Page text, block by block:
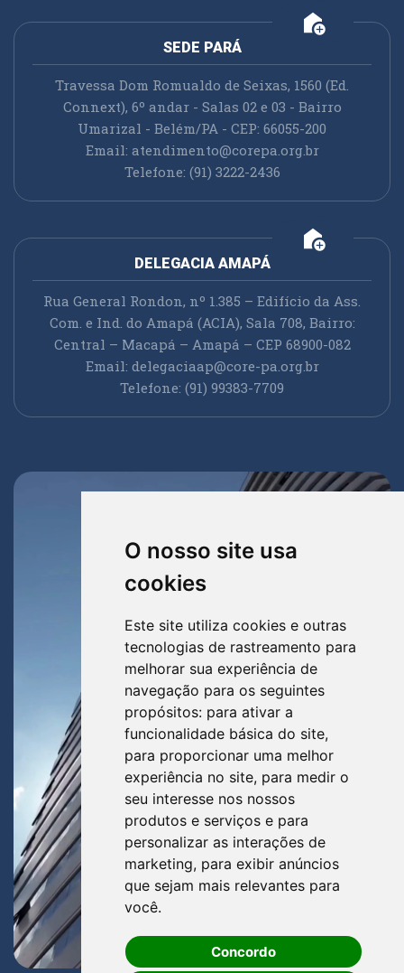
O nosso site usa
cookies
Este site utiliza cookies e outras
tecnologias de rastreamento para
melhorar sua experiência de
navegação para os seguintes
propósitos: para ativar a
funcionalidade básica do site,
para proporcionar uma melhor
experiência no site, para medir o
seu interesse nos nossos
produtos e serviços e para
personalizar as interações de
marketing, para exibir anúncios
que sejam mais relevantes para
você.
Concordo
add_home
SEDE PARÁ
Travessa Dom Romualdo de Seixas, 1560 (Ed.
Connext), 6º andar - Salas 02 e 03 - Bairro
Umarizal - Belém/PA - CEP: 66055-200
Email: atendimento@corepa.org.br
Telefone: (91) 3222-2436
add_home
DELEGACIA AMAPÁ
Rua General Rondon, nº 1.385 – Edifício da Ass.
Com. e Ind. do Amapá (ACIA), Sala 708, Bairro:
Central – Macapá – Amapá – CEP 68900-082
Email: delegaciaap@core-pa.org.br
Telefone: (91) 99383-7709